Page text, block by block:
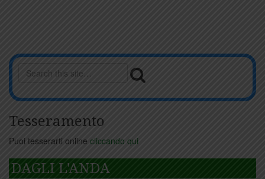
Tesseramento
Puoi tesserarti online cliccando qui
DAGLI L'ANDA